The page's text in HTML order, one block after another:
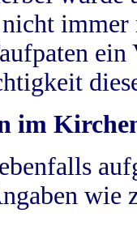
im
wie